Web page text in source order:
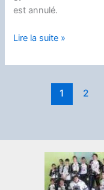
est annulé.
Cours
samedi
Lire la suite »
1 2